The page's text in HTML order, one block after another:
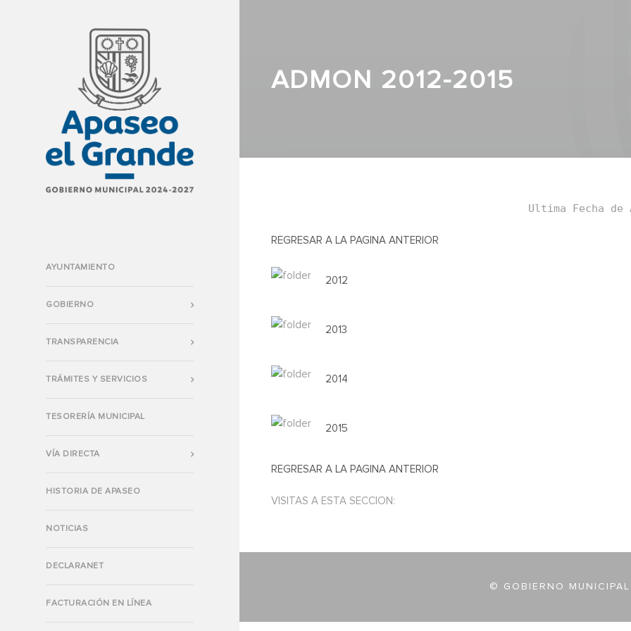
AYUNTAMIENTO
GOBIERNO
TRANSPARENCIA
TRÁMITES Y SERVICIOS
TESORERÍA MUNICIPAL
VÍA DIRECTA
HISTORIA DE APASEO
NOTICIAS
DECLARANET
FACTURACIÓN EN LÍNEA
ADMON 2012-2015
Ultima Fecha
REGRESAR A LA PAGINA ANTERIOR
2012
2013
2014
2015
REGRESAR A LA PAGINA ANTERIOR
VISITAS A ESTA SECCION:
© GOBIERNO